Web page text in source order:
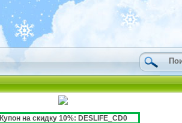
Купон на скидку 10%: DESLIFE_CD0